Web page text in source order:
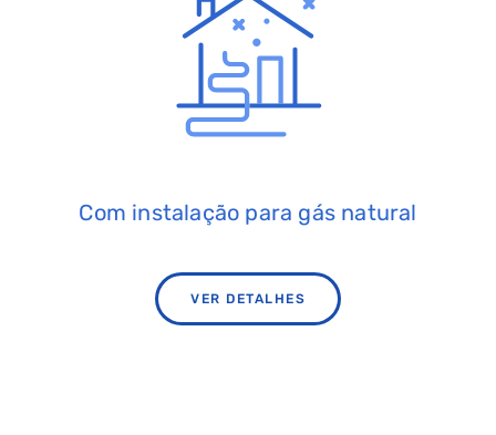
Com instalação para gás natural
VER DETALHES